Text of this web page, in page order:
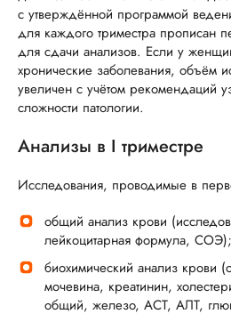
с утверждённой программой
для каждого триместра прописан
для сдачи анализов. Если у
хронические заболевания, объём
увеличен с учётом рекомендаций
сложности патологии.
Анализы в I триместре
Исследования, проводимые в
общий анализ крови
лейкоцитарная формула, СОЭ);
биохимический анализ крови
мочевина, креатинин,
общий, железо, АСТ, АЛТ,